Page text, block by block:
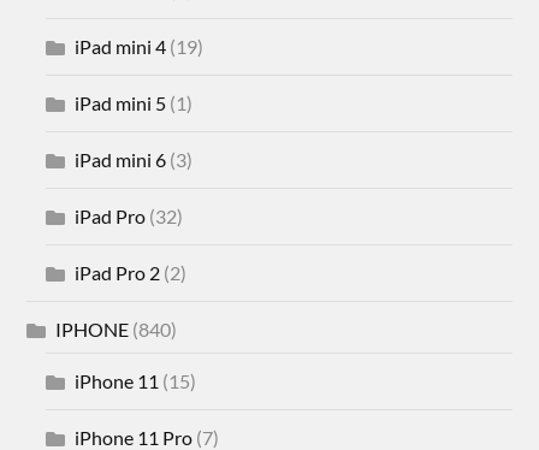
iPad mini 4 (19)
iPad mini 5 (1)
iPad mini 6 (3)
iPad Pro (32)
iPad Pro 2 (2)
IPHONE (840)
iPhone 11 (15)
iPhone 11 Pro (7)